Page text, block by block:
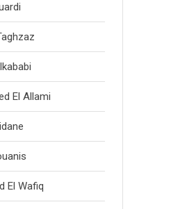
El Allami
El Wafiq